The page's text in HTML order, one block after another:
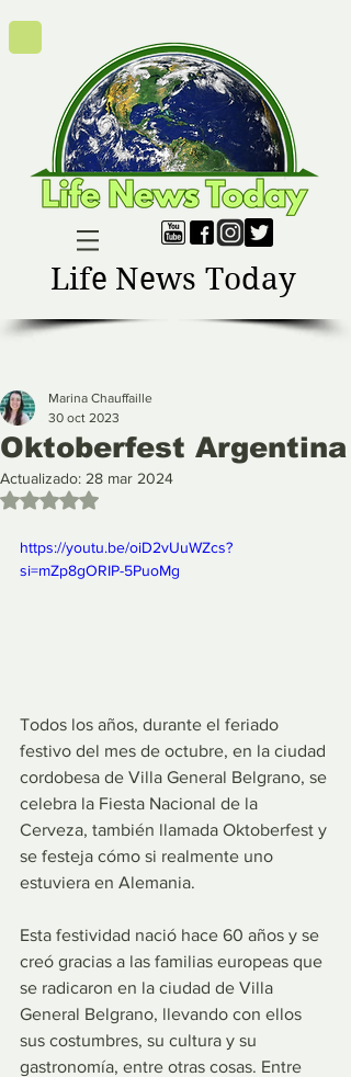
Life News Today
Oktoberfest Argentina
Marina Chauffaille
30 oct 2023
Actualizado: 28 mar 2024
Obtuvo NaN de 5 estrellas.
https://youtu.be/oiD2vUuWZcs?
si=mZp8gORIP-5PuoMg
Todos los años, durante el feriado
festivo del mes de octubre, en la ciudad
cordobesa de Villa General Belgrano, se
celebra la Fiesta Nacional de la
Cerveza, también llamada Oktoberfest y
se festeja cómo si realmente uno
estuviera en Alemania.
Esta festividad nació hace 60 años y se
creó gracias a las familias europeas que
se radicaron en la ciudad de Villa
General Belgrano, llevando con ellos
sus costumbres, su cultura y su
gastronomía, entre otras cosas. Entre